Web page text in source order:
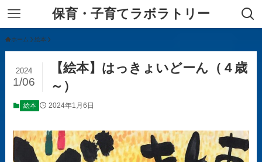
保育・子育てラボラトリー
ホーム 絵本
【絵本】はっきょいどーん（４歳
～）
2024
1/06
絵本 2024年1月6日